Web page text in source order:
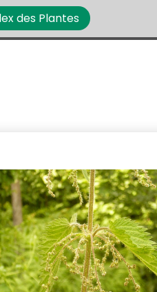
des Plantes